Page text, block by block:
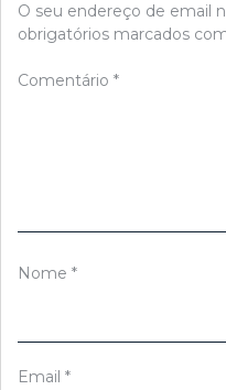
O seu endereço de email
obrigatórios marcados
Comentário *
Nome *
Email *